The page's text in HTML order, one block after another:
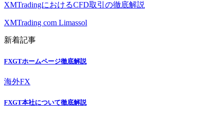
XMTradingにおけるCFD取引の徹底解説
XMTrading com Limassol
新着記事
FXGTホームページ徹底解説
海外FX
FXGT本社について徹底解説